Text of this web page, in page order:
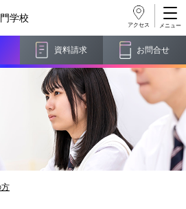
学校
資料請求 お問合せ
アクセス